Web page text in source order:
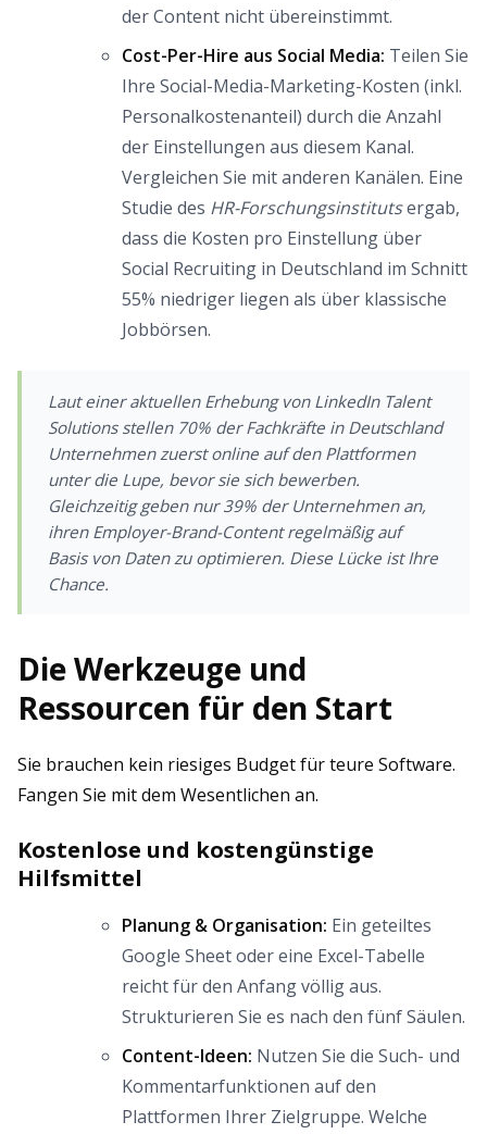
der Content nicht übereinstimmt.
Cost-Per-Hire aus Social Media: Teilen Sie
Ihre Social-Media-Marketing-Kosten (inkl.
Personalkostenanteil) durch die Anzahl
der Einstellungen aus diesem Kanal.
Vergleichen Sie mit anderen Kanälen. Eine
Studie des HR-Forschungsinstitutsergab,
dass die Kosten pro Einstellung über
Social Recruiting in Deutschland im Schnitt
55% niedriger liegen als über klassische
Jobbörsen.
Laut einer aktuellen Erhebung von LinkedIn Talent
Solutionsstellen 70% der Fachkräfte in Deutschland
Unternehmen zuerst online auf den Plattformen
unter die Lupe, bevor sie sich bewerben.
Gleichzeitig geben nur 39% der Unternehmen an,
ihren Employer-Brand-Content regelmäßig auf
Basis von Daten zu optimieren. Diese Lücke ist Ihre
Chance.
Die Werkzeuge und
Ressourcen für den Start
Sie brauchen kein riesiges Budget für teure Software.
Fangen Sie mit dem Wesentlichen an.
Kostenlose und kostengünstige
Hilfsmittel
Planung & Organisation: Ein geteiltes
Google Sheet oder eine Excel-Tabelle
reicht für den Anfang völlig aus.
Strukturieren Sie es nach den fünf Säulen.
Content-Ideen: Nutzen Sie die Such- und
Kommentarfunktionen auf den
Plattformen Ihrer Zielgruppe. Welche